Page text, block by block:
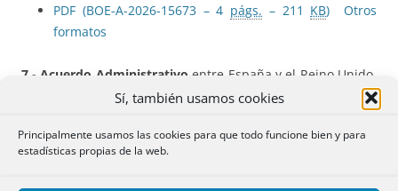
Sí, también usamos cookies
Principalmente usamos las cookies para que todo funcione bien y para
estadísticas propias de la web.
PDF (BOE-A-2026-15673 – 4 págs. – 211 KB)
Otros
formatos
7.- Acuerdo Administrativo entre España y el Reino Unido,
con respecto a Gibraltar, sobre el Protocolo relativo a la
25 de junio de 2026.